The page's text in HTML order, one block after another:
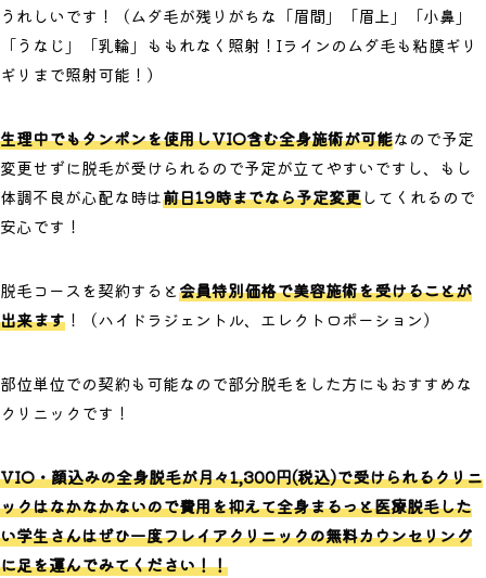
うれしいです！（ムダ毛が残りがちな「眉間」「眉上」「小鼻」
「うなじ」「乳輪」ももれなく照射！Iラインのムダ毛も粘膜ギリ
ギリまで照射可能！）
生理中でもタンポンを使用しVIO含む全身施術が可能なので予定
変更せずに脱毛が受けられるので予定が立てやすいですし、もし
体調不良が心配な時は前日19時までなら予定変更してくれるので
安心です！
脱毛コースを契約すると会員特別価格で美容施術を受けることが
出来ます ！（ハイドラジェントル、エレクトロポーション）
部位単位での契約も可能なので部分脱毛をした方にもおすすめな
クリニックです！
VIO・顔込みの全身脱毛が月々1,300円(税込)で受けられるクリニ
ックはなかなかないので費用を抑えて全身まるっと医療脱毛した
い学生さんはぜひ一度フレイアクリニックの無料カウンセリング
に足を運んでみてください！！